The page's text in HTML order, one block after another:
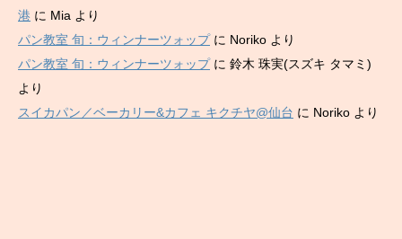
港 に Mia より
パン教室 旬：ウィンナーツォップに Noriko より
パン教室 旬：ウィンナーツォップに 鈴木 珠実(スズキ タマミ)
より
スイカパン／ベーカリー&カフェ キクチヤ@仙台 に Noriko より